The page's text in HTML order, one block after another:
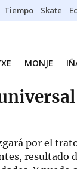
Tiempo Skate
MONJE
por el
resultado